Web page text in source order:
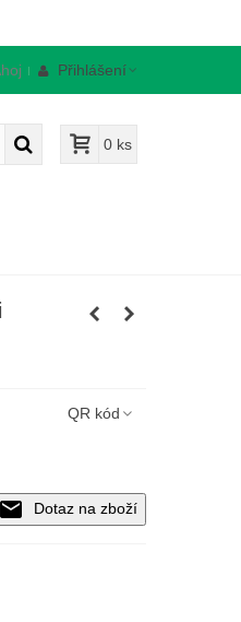
Přihlášení
0 ks
QR kód
Dotaz na zboží